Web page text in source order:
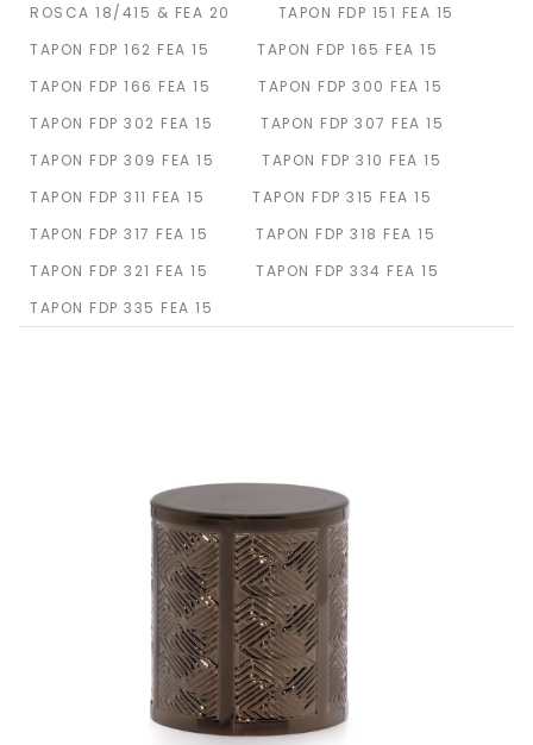
ROSCA 18/415 & FEA 20
TAPON FDP 151 FEA 15
TAPON FDP 162 FEA 15
TAPON FDP 165 FEA 15
TAPON FDP 166 FEA 15
TAPON FDP 300 FEA 15
TAPON FDP 302 FEA 15
TAPON FDP 307 FEA 15
TAPON FDP 309 FEA 15
TAPON FDP 310 FEA 15
TAPON FDP 311 FEA 15
TAPON FDP 315 FEA 15
TAPON FDP 317 FEA 15
TAPON FDP 318 FEA 15
TAPON FDP 321 FEA 15
TAPON FDP 334 FEA 15
TAPON FDP 335 FEA 15